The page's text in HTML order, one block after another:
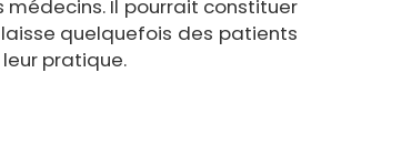
médecins. Il pourrait constituer
quelquefois des patients
pratique.